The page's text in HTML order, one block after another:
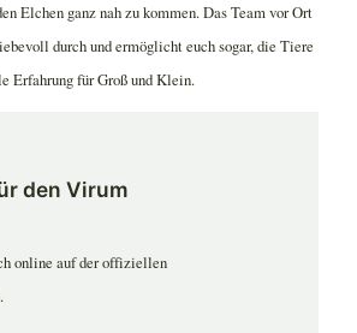
Elchen ganz nah zu kommen. Das Team vor Ort
durch und ermöglicht euch sogar, die Tiere
Erfahrung für Groß und Klein.
den Virum
online auf der offiziellen